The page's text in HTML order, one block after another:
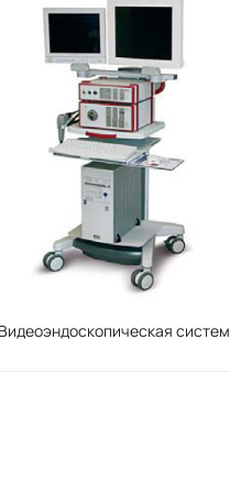
Видеоэндоскопическая